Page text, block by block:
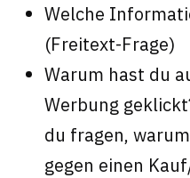
Welche
(Freitext-Frage)
Warum hast du
Werbung
du fragen,
gegen einen